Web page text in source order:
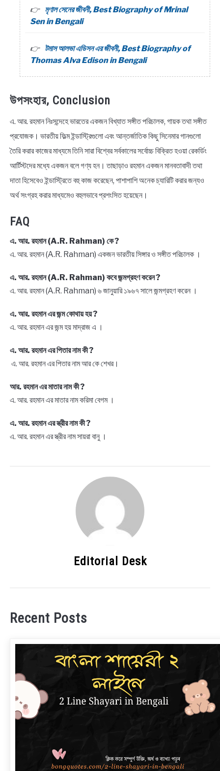
মৃণাল সেনের জীবনী, Best Biography of Mrinal
Sen in Bengali
টমাস আলভা এডিসন এর জীবনী, Best Biography of
Thomas Alva Edison in Bengali
উপসংহার, Conclusion
এ. আর. রহমান নিঃসন্দেহে ভারতের একজন বিখ্যাত সঙ্গীত পরিচালক, গায়ক তথা সঙ্গীত
প্রযোজক। ভারতীয় ফিল্ম ইন্ডাস্ট্রিগুলো এবং আন্তর্জাতিক কিছু সিনেমার গানগুলো
তৈরি করার কাজের মাধ্যমে তিনি সারা বিশ্বের সর্বকালের সর্বোচ্চ বিক্রিত হওয়া রেকর্ডিং
আর্টিস্টদের মধ্যে একজন বলে গণ্য হন। তাছাড়াও রহমান একজন মানবতাবাদী তথা
দাতা হিসেবেও ইন্ডাস্ট্রিতে বহু কাজ করেছেন, পাশাপাশি অনেক চ্যারিটি করার জন্যও
অর্থ সংগ্রহ করার মাধ্যমেও বহুলভাবে প্রশংসিত হয়েছেন।
FAQ
এ. আর. রহমান (A.R. Rahman) কে ?
এ. আর. রহমান (A.R. Rahman) একজন ভারতীয় সিঙ্গার ও সঙ্গীত পরিচালক ।
এ. আর. রহমান (A.R. Rahman) কবে জন্মগ্রহণ করেন ?
এ. আর. রহমান (A.R. Rahman) ৬ জানুয়ারি ১৯৬৭ সালে জন্মগ্রহণ করেন ।
এ. আর. রহমান এর জন্ম কোথায় হয় ?
এ. আর. রহমান এর জন্ম হয় মাদ্রাজ এ ।
এ. আর. রহমান এর পিতার নাম কী ?
এ. আর. রহমান এর পিতার নাম আর কে শেখর।
আর. রহমান এর মাতার নাম কী ?
এ. আর. রহমান এর মাতার নাম করিমা বেগম ।
এ. আর. রহমান এর স্ত্রীর নাম কী ?
এ. আর. রহমান এর স্ত্রীর নাম সায়রা বানু ।
Editorial Desk
Recent Posts